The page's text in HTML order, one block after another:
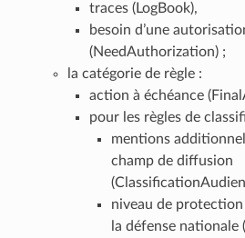
traces (LogBook),
besoin d’une
(NeedAuthorization) ;
la catégorie de règle :
action à échéance
pour les règles de
mentions
champ de diffusion
niveau de
la défense nationale